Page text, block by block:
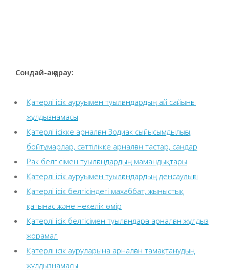
Сондай-ақ қарау:
Қатерлі ісік ауруымен туылғандардың ай сайынғы
жұлдызнамасы
Қатерлі ісікке арналған Зодиак сыйысымдылығы,
бойтұмарлар, сәттілікке арналған тастар, сандар
Рак белгісімен туылғандардың мамандықтары
Қатерлі ісік ауруымен туылғандардың денсаулығы
Қатерлі ісік белгісіндегі махаббат, жыныстық
қатынас және некелік өмір
Қатерлі ісік белгісімен туылғандарға арналған жұлдыз
жорамал
Қатерлі ісік ауруларына арналған тамақтанудың
жұлдызнамасы